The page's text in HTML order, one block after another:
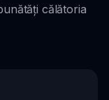
călătoria